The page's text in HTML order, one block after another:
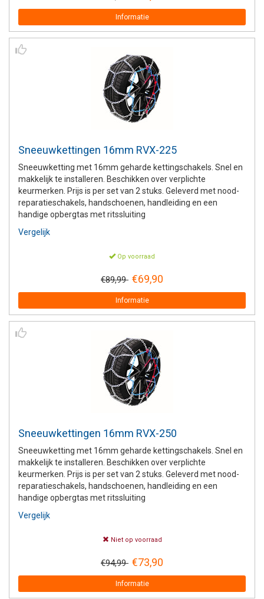
Informatie
Sneeuwkettingen 16mm RVX-225
Sneeuwketting met 16mm geharde kettingschakels. Snel en
makkelijk te installeren. Beschikken over verplichte
keurmerken. Prijs is per set van 2 stuks. Geleverd met nood-
reparatieschakels, handschoenen, handleiding en een
handige opbergtas met ritssluiting
Vergelijk
Op voorraad
€89,99 €69,90
Informatie
Sneeuwkettingen 16mm RVX-250
Sneeuwketting met 16mm geharde kettingschakels. Snel en
makkelijk te installeren. Beschikken over verplichte
keurmerken. Prijs is per set van 2 stuks. Geleverd met nood-
reparatieschakels, handschoenen, handleiding en een
handige opbergtas met ritssluiting
Vergelijk
Niet op voorraad
€94,99 €73,90
Informatie